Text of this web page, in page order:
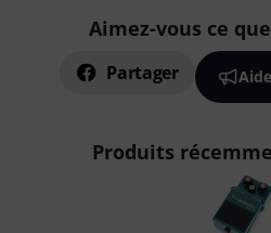
Aimez-vous ce
Partager
Produits